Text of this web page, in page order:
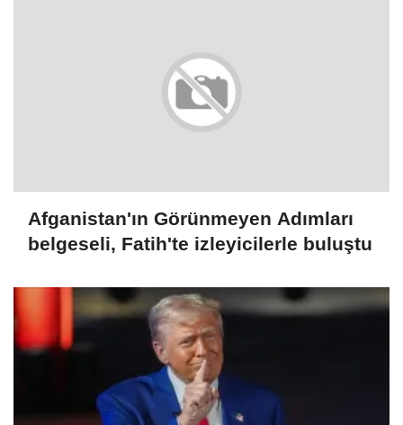
Afganistan'ın Görünmeyen Adımları
belgeseli, Fatih'te izleyicilerle buluştu